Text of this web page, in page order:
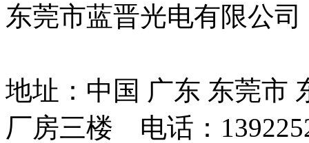
东莞市蓝晋光电有限公
地址：中国 广东 东莞市
厂房三楼 电话：